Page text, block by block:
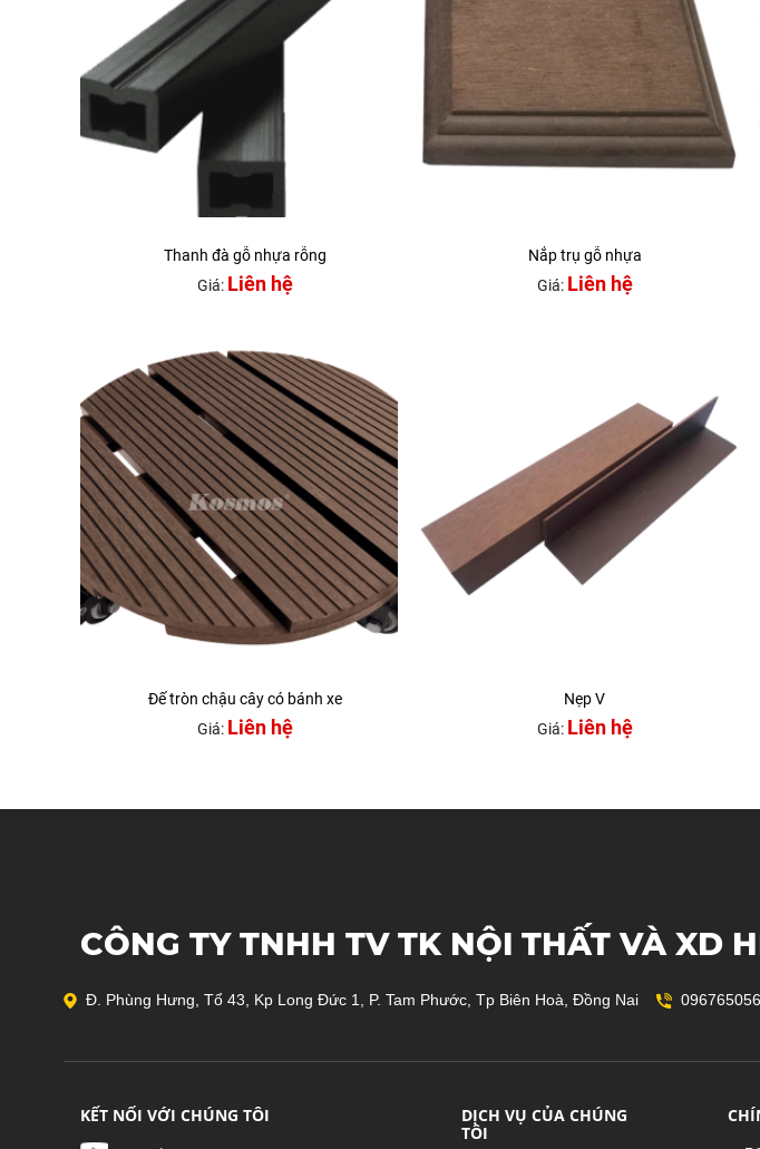
Thanh đà gỗ nhựa rỗng
Giá: Liên hệ
Nắp trụ gỗ nhựa
Giá: Liên hệ
Đế tròn chậu cây có bánh xe
Giá: Liên hệ
Nẹp V
Giá: Liên hệ
CÔNG TY TNHH TV TK NỘI THẤT VÀ XD
Đ. Phùng Hưng, Tổ 43, Kp Long Đức 1, P. Tam Phước, Tp Biên Hoà, Đồng Nai
KẾT NỐI VỚI CHÚNG TÔI
DỊCH VỤ CỦA CHÚNG
TÔI